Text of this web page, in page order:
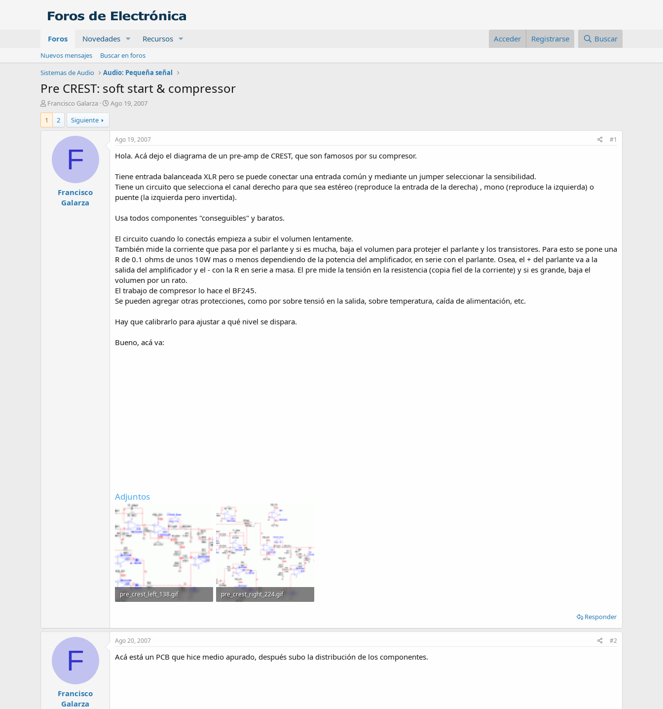
Foros Novedades Recursos Acceder Registrarse Buscar
Nuevos mensajes
Buscar en foros
Sistemas de Audio
Audio: Pequeña señal
Pre CREST: soft start & compressor
A
u
t
o
Francisco Galarza
F
h
Ago 19, 2007
1
2 Siguiente
F
Francisco
Galarza
Ago 19, 2007 #1
Hola. Acá dejo el diagrama de un pre-amp de CREST, que son famosos por su compresor.
Tiene entrada balanceada XLR pero se puede conectar una entrada común y mediante un jumper seleccionar la sensibilidad.
Tiene un circuito que selecciona el canal derecho para que sea estéreo (reproduce la entrada de la derecha) , mono (reproduce la izquierda) o
puente (la izquierda pero invertida).
Usa todos componentes "conseguibles" y baratos.
El circuito cuando lo conectás empieza a subir el volumen lentamente.
También mide la corriente que pasa por el parlante y si es mucha, baja el volumen para protejer el parlante y los transistores. Para esto se pone una
R de 0.1 ohms de unos 10W mas o menos dependiendo de la potencia del amplificador, en serie con el parlante. Osea, el + del parlante va a la
salida del amplificador y el - con la R en serie a masa. El pre mide la tensión en la resistencia (copia fiel de la corriente) y si es grande, baja el
volumen por un rato.
El trabajo de compresor lo hace el BF245.
Se pueden agregar otras protecciones, como por sobre tensió en la salida, sobre temperatura, caída de alimentación, etc.
Hay que calibrarlo para ajustar a qué nivel se dispara.
Bueno, acá va:
Adjuntos
pre_crest_left_138.gif
pre_crest_right_224.gif
Responder
F
Francisco
Galarza
Ago 20, 2007 #2
Acá está un PCB que hice medio apurado, después subo la distribución de los componentes.